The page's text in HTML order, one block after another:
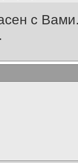
с